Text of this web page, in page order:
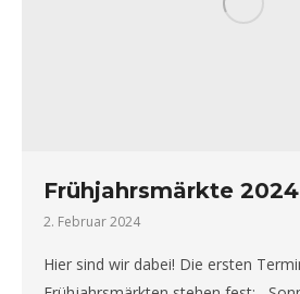
Frühjahrsmärkte 2024
2. Februar 2024
Hier sind wir dabei! Die ersten